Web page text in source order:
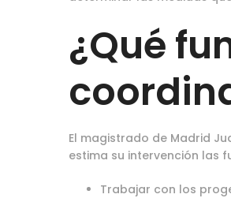
¿Qué
El magistrado de Madrid
estima su intervención las
Trabajar con los